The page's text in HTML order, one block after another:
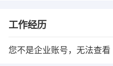
工作经历
您不是企业账号，无法查看